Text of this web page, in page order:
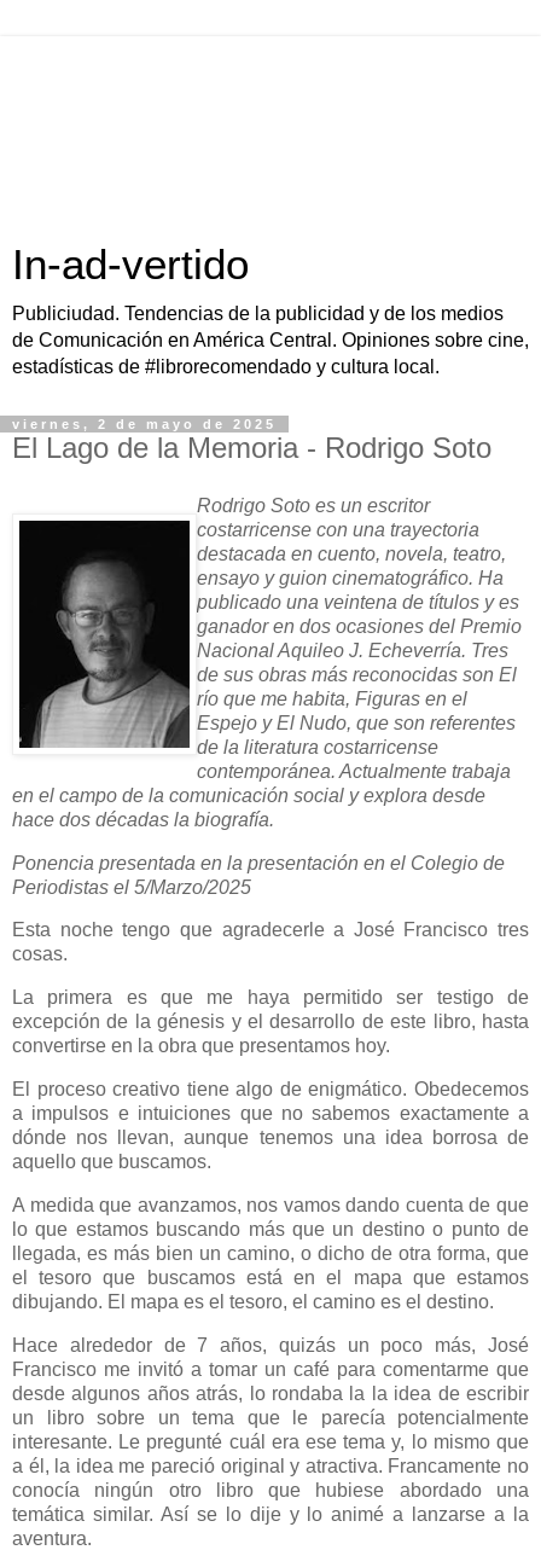
In-ad-vertido
Publiciudad. Tendencias de la publicidad y de los medios
de Comunicación en América Central. Opiniones sobre cine,
estadísticas de #librorecomendado y cultura local.
viernes, 2 de mayo de 2025
El Lago de la Memoria - Rodrigo Soto
Rodrigo Soto es un escritor
costarricense con una trayectoria
destacada en cuento, novela, teatro,
ensayo y guion cinematográfico. Ha
publicado una veintena de títulos y es
ganador en dos ocasiones del Premio
Nacional Aquileo J. Echeverría. Tres
de sus obras más reconocidas son El
río que me habita, Figuras en el
Espejo y El Nudo, que son referentes
de la literatura costarricense
contemporánea. Actualmente trabaja
en el campo de la comunicación social y explora desde
hace dos décadas la biografía.
Ponencia presentada en la presentación en el Colegio de
Periodistas el 5/Marzo/2025
Esta noche tengo que agradecerle a José Francisco tres
cosas.
La primera es que me haya permitido ser testigo de
excepción de la génesis y el desarrollo de este libro, hasta
convertirse en la obra que presentamos hoy.
El proceso creativo tiene algo de enigmático. Obedecemos
a impulsos e intuiciones que no sabemos exactamente a
dónde nos llevan, aunque tenemos una idea borrosa de
aquello que buscamos.
A medida que avanzamos, nos vamos dando cuenta de que
lo que estamos buscando más que un destino o punto de
llegada, es más bien un camino, o dicho de otra forma, que
el tesoro que buscamos está en el mapa que estamos
dibujando. El mapa es el tesoro, el camino es el destino.
Hace alrededor de 7 años, quizás un poco más, José
Francisco me invitó a tomar un café para comentarme que
desde algunos años atrás, lo rondaba la la idea de escribir
un libro sobre un tema que le parecía potencialmente
interesante. Le pregunté cuál era ese tema y, lo mismo que
a él, la idea me pareció original y atractiva. Francamente no
conocía ningún otro libro que hubiese abordado una
temática similar. Así se lo dije y lo animé a lanzarse a la
aventura.